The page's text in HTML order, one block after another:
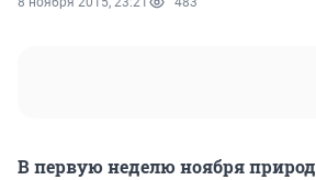
В первую неделю ноября